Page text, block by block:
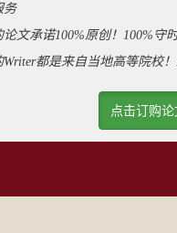
务
文承诺100%原创！100%守
Writer都是来自当地高等院校
点击订购论